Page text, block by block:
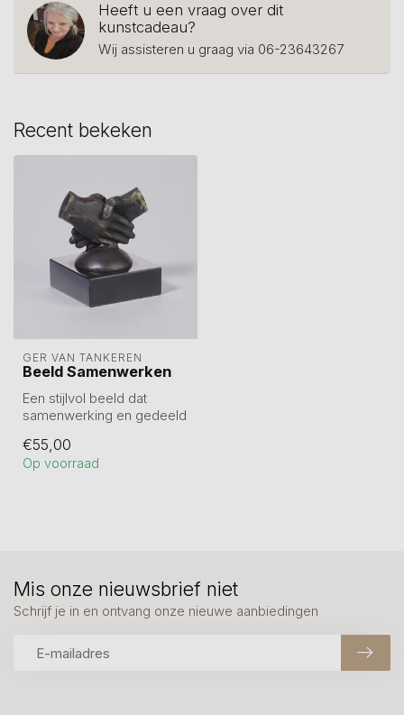
Heeft u een vraag over dit
kunstcadeau?
Wij assisteren u graag via 06-23643267
Recent bekeken
GER VAN TANKEREN
Beeld Samenwerken
Een stijlvol beeld dat
samenwerking en gedeeld
Bronz...
€55,00
Op voorraad
Mis onze nieuwsbrief niet
Schrijf je in en ontvang onze nieuwe aanbiedingen